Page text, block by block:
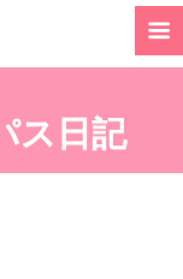
ス日記